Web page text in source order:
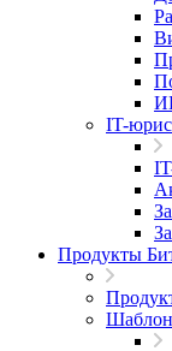
IT-
Продукты